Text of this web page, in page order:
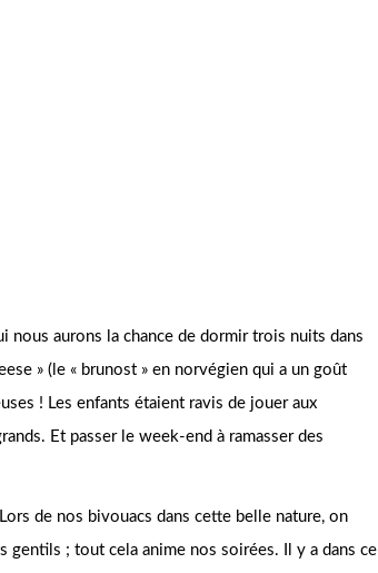
nous aurons la chance de dormir trois nuits dans
» (le « brunost » en norvégien qui a un goût
! Les enfants étaient ravis de jouer aux
Et passer le week-end à ramasser des
de nos bivouacs dans cette belle nature, on
gentils ; tout cela anime nos soirées. Il y a dans ce